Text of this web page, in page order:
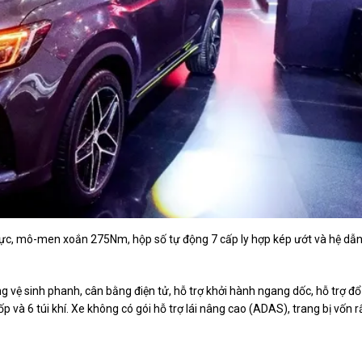
mô-men xoắn 275Nm, hộp số tự động 7 cấp ly hợp kép ướt và hệ dẫn
vệ sinh phanh, cân bằng điện tử, hỗ trợ khởi hành ngang dốc, hỗ trợ đổ
và 6 túi khí. Xe không có gói hỗ trợ lái nâng cao (ADAS), trang bị vốn